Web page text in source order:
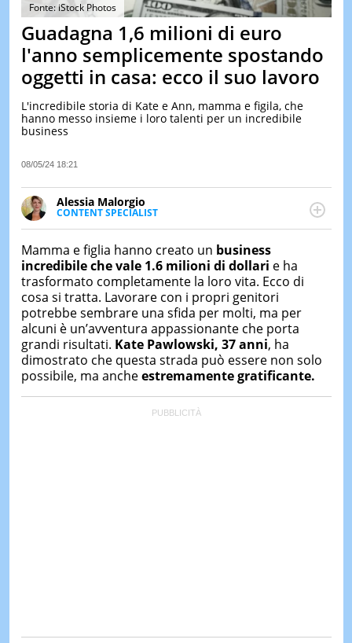
&
TEST
&
DI
IERI
Fonte: iStock Photos
Guadagna 1,6 milioni di euro
l'anno semplicemente spostando
oggetti in casa: ecco il suo lavoro
L'incredibile storia di Kate e Ann, mamma e figila, che
hanno messo insieme i loro talenti per un incredibile
business
08/05/24 18:21
Alessia Malorgio
CONTENT SPECIALIST
Ha conseguito un Master in Marketing Management
occupa della creazione di contenuti in ottica SEO e
dello sviluppo di strategie marketing attraverso
canali digitali.
Mamma e figlia hanno creato un business
incredibile che vale 1.6 milioni di dollari e ha
trasformato completamente la loro vita. Ecco di
cosa si tratta. Lavorare con i propri genitori
potrebbe sembrare una sfida per molti, ma per
alcuni è un’avventura appassionante che porta
grandi risultati. Kate Pawlowski, 37 anni, ha
dimostrato che questa strada può essere non solo
possibile, ma ancheestremamente gratificante.